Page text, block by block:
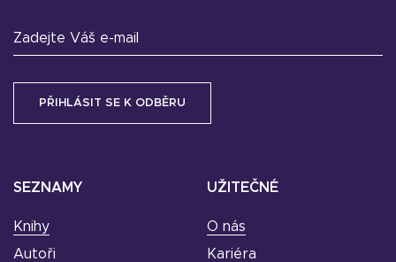
SEZNAMY
Knihy
Autoři
UŽITEČNÉ
O nás
Kariéra
Zadejte Váš e-mail